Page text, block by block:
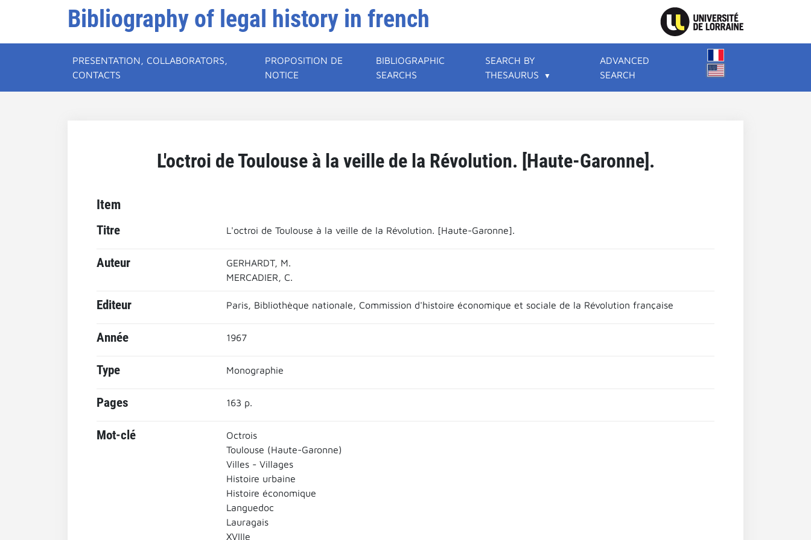
Bibliography of legal history in french
PRESENTATION, COLLABORATORS,
CONTACTS
PROPOSITION DE
NOTICE
BIBLIOGRAPHIC
SEARCHS
SEARCH BY
THESAURUS
ADVANCED
SEARCH
L'octroi de Toulouse à la veille de la Révolution. [Haute-Garonne].
Item
Titre L'octroi de Toulouse à la veille de la Révolution. [Haute-Garonne].
Auteur
GERHARDT, M.
MERCADIER, C.
Editeur Paris, Bibliothèque nationale, Commission d'histoire économique et sociale de la Révolution française
Année 1967
Type Monographie
Pages 163 p.
Mot-clé
Octrois
Toulouse (Haute-Garonne)
Villes - Villages
Histoire urbaine
Histoire économique
Languedoc
Lauragais
XVIIIe